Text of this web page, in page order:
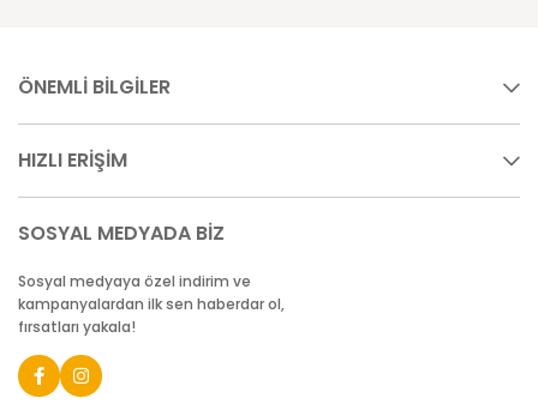
ÖNEMLİ BİLGİLER
HIZLI ERİŞİM
SOSYAL MEDYADA BİZ
Sosyal medyaya özel indirim ve
kampanyalardan ilk sen haberdar ol,
fırsatları yakala!